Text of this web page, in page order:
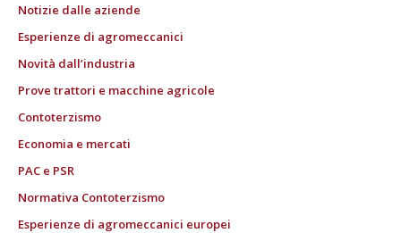
Notizie dalle aziende
Esperienze di agromeccanici
Novità dall’industria
Prove trattori e macchine agricole
Contoterzismo
Economia e mercati
PAC e PSR
Normativa Contoterzismo
Esperienze di agromeccanici europei